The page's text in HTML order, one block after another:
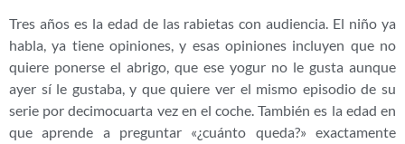
Tres años es la edad de las rabietas con audiencia. El niño ya
habla, ya tiene opiniones, y esas opiniones incluyen que no
quiere ponerse el abrigo, que ese yogur no le gusta aunque
ayer sí le gustaba, y que quiere ver el mismo episodio de su
serie por decimocuarta vez en el coche. También es la edad en
que aprende a preguntar «¿cuánto queda?» exactamente